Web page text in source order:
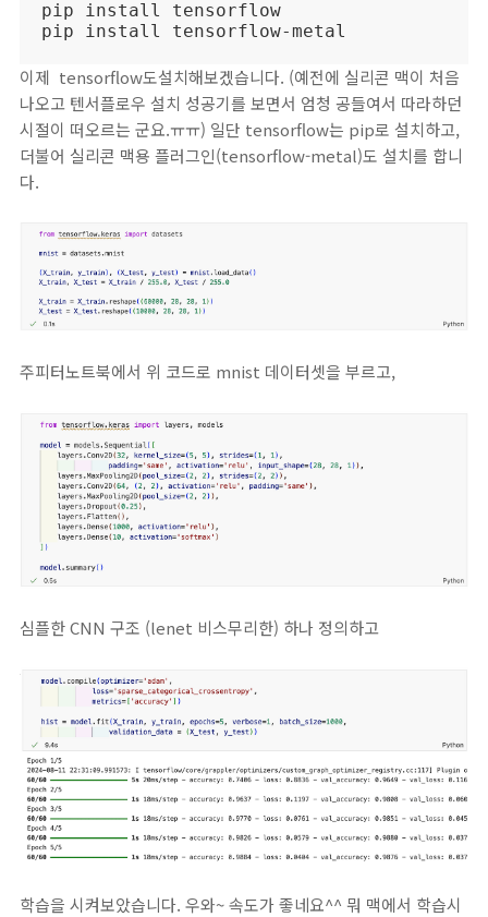
pip install tensorflow
pip install tensorflow-metal
이제 tensorflow도설치해보겠습니다. (예전에 실리콘 맥이 처음
나오고 텐서플로우 설치 성공기를 보면서 엄청 공들여서 따라하던
시절이 떠오르는 군요.ㅠㅠ) 일단 tensorflow는 pip로 설치하고,
더불어 실리콘 맥용 플러그인(tensorflow-metal)도 설치를 합니
다.
주피터노트북에서 위 코드로 mnist 데이터셋을 부르고,
심플한 CNN 구조 (lenet 비스무리한) 하나 정의하고
학습을 시켜보았습니다. 우와~ 속도가 좋네요^^ 뭐 맥에서 학습시